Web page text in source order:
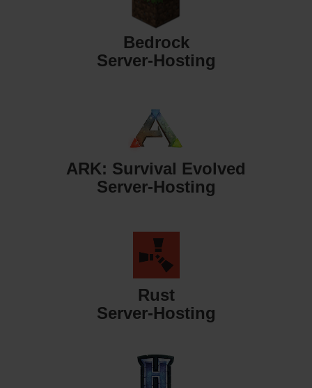
Bedrock
Server-Hosting
ARK: Survival Evolved
Server-Hosting
Rust
Server-Hosting